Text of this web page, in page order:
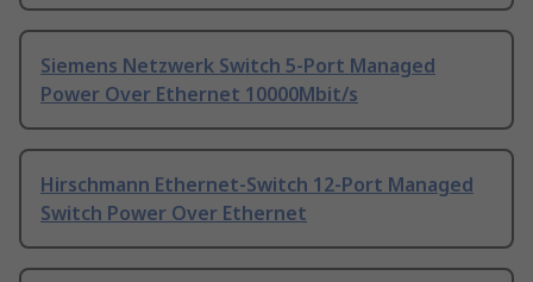
Siemens Netzwerk Switch 5-Port Managed
Power Over Ethernet 10000Mbit/s
Hirschmann Ethernet-Switch 12-Port Managed
Switch Power Over Ethernet